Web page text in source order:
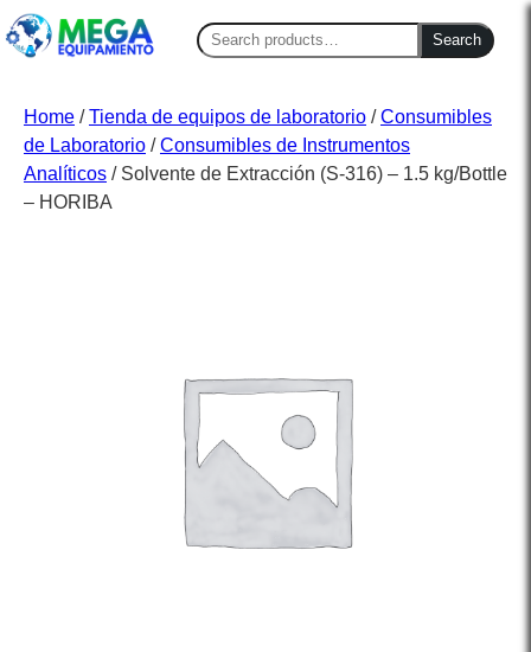
Search
for:
Search
Home /Tienda de equipos de laboratorio /Consumibles
de Laboratorio /Consumibles de Instrumentos
Analíticos / Solvente de Extracción (S-316) – 1.5 kg/Bottle
– HORIBA